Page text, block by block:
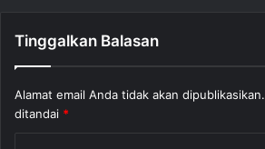
Tinggalkan Balasan
Alamat email Anda tidak akan dipublikasikan.
ditandai *